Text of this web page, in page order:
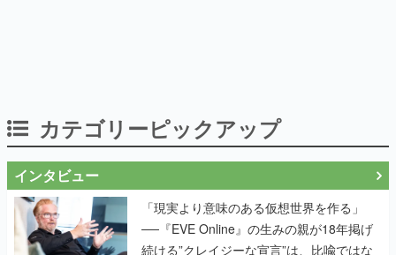
カテゴリーピックアップ
インタビュー
「現実より意味のある仮想世界を作る」
──『EVE Online』の生みの親が18年掲げ
続ける”クレイジーな宣言”は、比喩ではな